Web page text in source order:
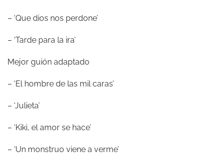
– ‘Que dios nos perdone’
– ‘Tarde para la ira’
Mejor guión adaptado
– ‘El hombre de las mil caras’
– ‘Julieta’
– ‘Kiki, el amor se hace’
– ‘Un monstruo viene a verme’